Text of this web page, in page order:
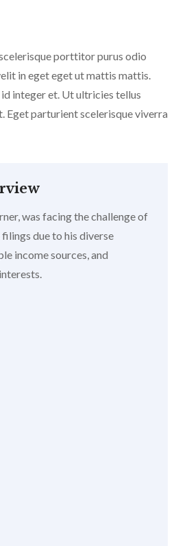
porttitor purus odio
in eget eget ut mattis mattis.
id integer et. Ut ultricies tellus
Eget parturient scelerisque viverra
was facing the challenge of
due to his diverse
income sources, and